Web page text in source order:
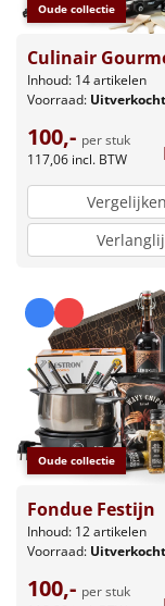
Oude collectie
Culinair
Inhoud: 14 artikelen
Voorraad: Uitverkocht
100,- per stuk
117,06 incl. BTW
Vergelijken
Oude collectie
Fondue Festijn
Inhoud: 12 artikelen
Voorraad: Uitverkocht
100,- per stuk